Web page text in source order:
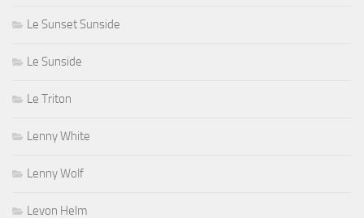
Le Sunset Sunside
Le Sunside
Le Triton
Lenny White
Lenny Wolf
Levon Helm